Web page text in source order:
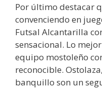
Por último destacar
convenciendo en
Futsal Alcantarilla
sensacional. Lo
equipo mostoleño
reconocible.
banquillo son un